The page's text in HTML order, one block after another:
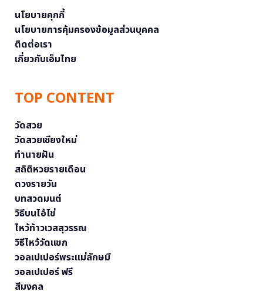
นโยบายคุกกี้
นโยบายการคุ้มครองข้อมูลส่วนบุคคล
ติดต่อเรา
เกี่ยวกับเอ็มไทย
TOP CONTENT
วัดสวย
วัดสวยเชียงใหม่
ทำนายฝัน
สถิติหวยรายเดือน
ดวงรายวัน
บทสวดมนต์
วิธีบนไอ้ไข่
ไหว้ท้าวเวสสุวรรณ
วิธีไหว้วัดแขก
วอลเปเปอร์พระแม่ลักษมี
วอลเปเปอร์ ฟรี
สีมงคล